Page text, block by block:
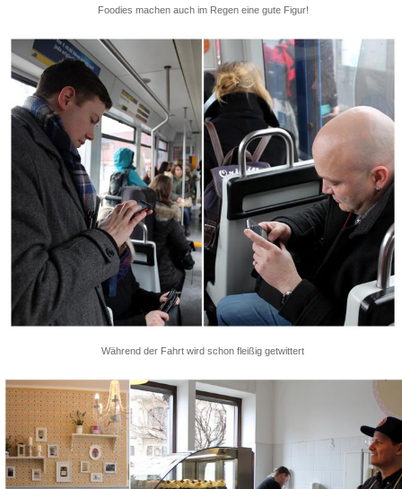
Foodies machen auch im Regen eine gute Figur!
Während der Fahrt wird schon fleißig getwittert